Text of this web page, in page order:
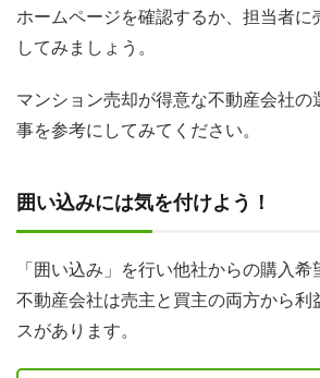
ホームページを確認するか、担当者に
してみましょう。
マンション売却が得意な不動産会社の
事を参考にしてみてください。
囲い込みには気を付けよう！
「囲い込み」を行い他社からの購入希
不動産会社は売主と買主の両方から利
スがあります。